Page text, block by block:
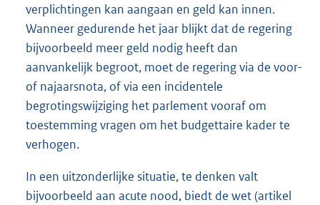
verplichtingen kan aangaan en geld kan innen.
Wanneer gedurende het jaar blijkt dat de regering
bijvoorbeeld meer geld nodig heeft dan
aanvankelijk begroot, moet de regering via de voor-
of najaarsnota, of via een incidentele
begrotingswijziging het parlement vooraf om
toestemming vragen om het budgettaire kader te
verhogen.
In een uitzonderlijke situatie, te denken valt
bijvoorbeeld aan acute nood, biedt de wet (artikel